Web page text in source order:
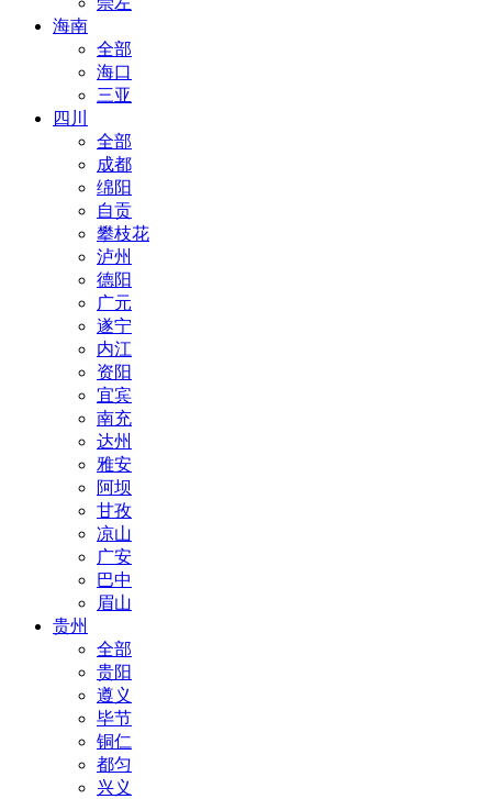
海南
全部
海口
三亚
四川
全部
成都
绵阳
自贡
攀枝花
泸州
德阳
广元
遂宁
内江
资阳
宜宾
南充
达州
雅安
阿坝
甘孜
凉山
广安
巴中
眉山
贵州
全部
贵阳
遵义
毕节
铜仁
都匀
兴义